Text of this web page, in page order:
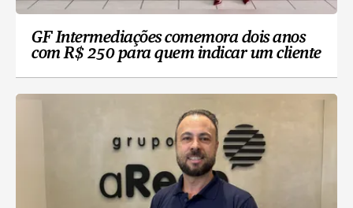
GF Intermediações comemora dois anos
com R$ 250 para quem indicar um cliente